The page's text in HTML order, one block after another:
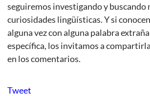
seguiremos investigando y buscando
curiosidades lingüísticas. Y si
alguna vez con alguna palabra
específica, los invitamos a
en los comentarios.
Tweet